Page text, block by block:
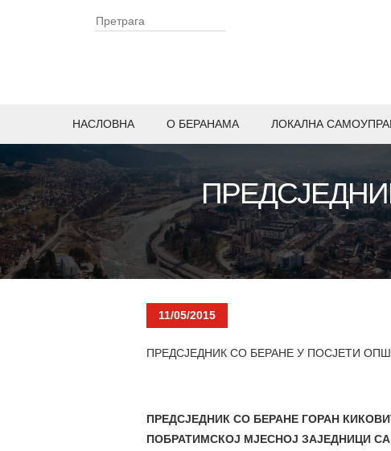
НАСЛОВНА O БЕРАНАМА ЛОКАЛНА
11/05/2015
ПРЕДСЈЕДНИК СО БЕРАНЕ У ПОСЈЕТИ
ПРЕДСЈЕДНИК СО БЕРАНЕ ГОРАН
ПОБРАТИМСКОЈ МЈЕСНОЈ ЗАЈЕДНИЦИ